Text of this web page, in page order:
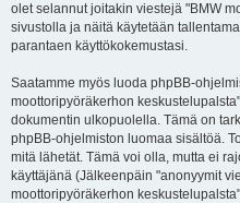
olet selannut joitakin viestejä "BMW
sivustolla ja näitä käytetään
parantaen käyttökokemustasi.
Saatamme myös luoda phpBB-
moottoripyöräkerhon
dokumentin ulkopuolella. Tämä on
phpBB-ohjelmiston luomaa sisältöä.
mitä lähetät. Tämä voi olla, mutta ei
käyttäjänä (Jälkeenpäin "anonyymit
moottoripyöräkerhon